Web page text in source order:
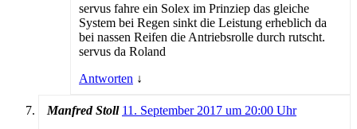
servus fahre ein Solex im Prinziep das gleiche
System bei Regen sinkt die Leistung erheblich da
bei nassen Reifen die Antriebsrolle durch rutscht.
servus da Roland
Antworten ↓
Manfred Stoll 11. September 2017 um 20:00 Uhr